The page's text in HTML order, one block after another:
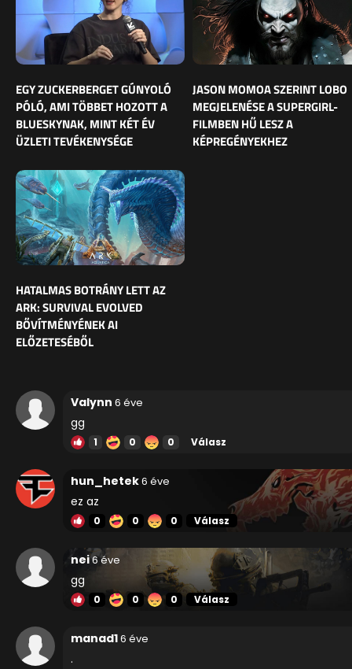
EGY ZUCKERBERGET GÚNYOLÓ
PÓLÓ, AMI TÖBBET HOZOTT A
BLUESKYNAK, MINT KÉT ÉV
ÜZLETI TEVÉKENYSÉGE
JASON MOMOA SZERINT LOBO
MEGJELENÉSE A SUPERGIRL-
FILMBEN HŰ LESZ A
KÉPREGÉNYEKHEZ
HATALMAS BOTRÁNY LETT AZ
ARK: SURVIVAL EVOLVED
BŐVÍTMÉNYÉNEK AI
ELŐZETESÉBŐL
Valynn 6 éve
gg
1 0 0 Válasz
hun_hetek6 éve
ez az
0 0 0 Válasz
nei6 éve
gg
0 0 0 Válasz
manad16 éve
.